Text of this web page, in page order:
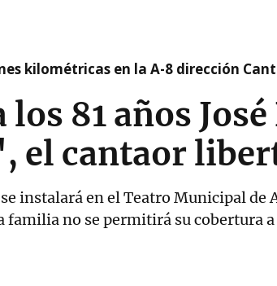
kilométricas en la A-8 dirección
los 81 años
el cantaor
instalará en el Teatro Municipal
familia no se permitirá su cobertura